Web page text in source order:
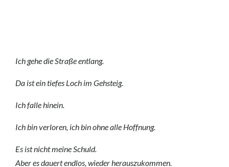
Ich gehe die Straße entlang.
Da ist ein tiefes Loch im Gehsteig.
Ich falle hinein.
Ich bin verloren, ich bin ohne alle Hoffnung.
Es ist nicht meine Schuld.
Aber es dauert endlos, wieder herauszukommen.